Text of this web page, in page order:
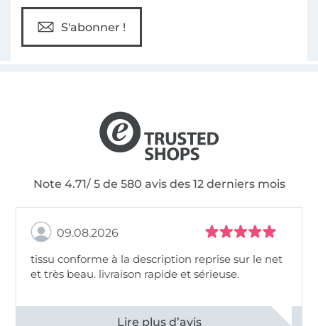
S'abonner !
Note 4.71/ 5 de 580 avis des 12 derniers mois
09.08.2026
tissu conforme à la description reprise sur le net
et très beau. livraison rapide et sérieuse.
Voir tous les 11498 commentaires